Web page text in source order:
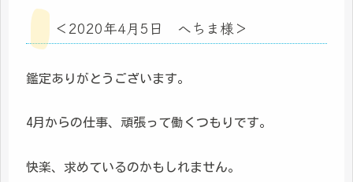
＜2020年4月5日 へちま様＞
鑑定ありがとうございます。
4月からの仕事、頑張って働くつもりです。
快楽、求めているのかもしれません。